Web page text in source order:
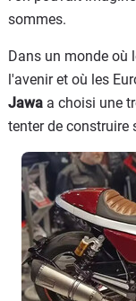
sommes.
Dans un monde où
l'avenir et où les
Jawa a choisi une
tenter de construire